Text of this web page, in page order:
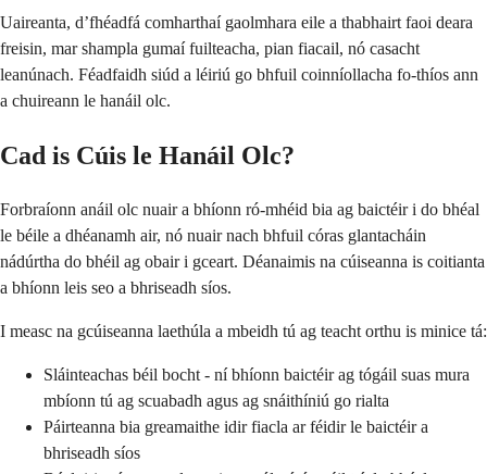
Uaireanta, d’fhéadfá comharthaí gaolmhara eile a thabhairt faoi deara
freisin, mar shampla gumaí fuilteacha, pian fiacail, nó casacht
leanúnach. Féadfaidh siúd a léiriú go bhfuil coinníollacha fo-thíos ann
a chuireann le hanáil olc.
Cad is Cúis le Hanáil Olc?
Forbraíonn anáil olc nuair a bhíonn ró-mhéid bia ag baictéir i do bhéal
le béile a dhéanamh air, nó nuair nach bhfuil córas glantacháin
nádúrtha do bhéil ag obair i gceart. Déanaimis na cúiseanna is coitianta
a bhíonn leis seo a bhriseadh síos.
I measc na gcúiseanna laethúla a mbeidh tú ag teacht orthu is minice tá:
Sláinteachas béil bocht - ní bhíonn baictéir ag tógáil suas mura
mbíonn tú ag scuabadh agus ag snáithíniú go rialta
Páirteanna bia greamaithe idir fiacla ar féidir le baictéir a
bhriseadh síos